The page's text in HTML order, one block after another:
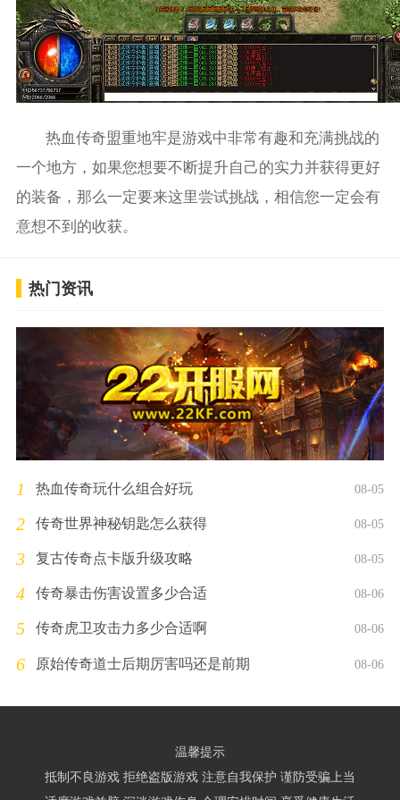
热血传奇盟重地牢是游戏中非常有趣和充满挑战的
一个地方，如果您想要不断提升自己的实力并获得更好
的装备，那么一定要来这里尝试挑战，相信您一定会有
意想不到的收获。
热门资讯
1 热血传奇玩什么组合好玩 08-05
2 传奇世界神秘钥匙怎么获得 08-05
3 复古传奇点卡版升级攻略 08-05
4 传奇暴击伤害设置多少合适 08-06
5 传奇虎卫攻击力多少合适啊 08-06
6 原始传奇道士后期厉害吗还是前期 08-06
温馨提示
抵制不良游戏 拒绝盗版游戏 注意自我保护 谨防受骗上当